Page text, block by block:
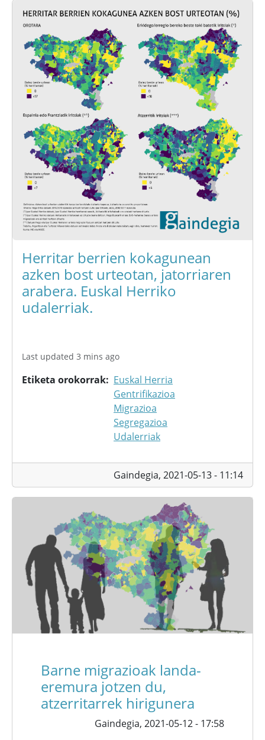
Herritar berrien kokagunean
azken bost urteotan, jatorriaren
arabera. Euskal Herriko
udalerriak.
Last updated 3 mins ago
Etiketa orokorrak
Euskal Herria
Gentrifikazioa
Migrazioa
Segregazioa
Udalerriak
Gaindegia, 2021-05-13 - 11:14
Barne migrazioak landa-
eremura jotzen du,
atzerritarrek hirigunera
Gaindegia, 2021-05-12 - 17:58